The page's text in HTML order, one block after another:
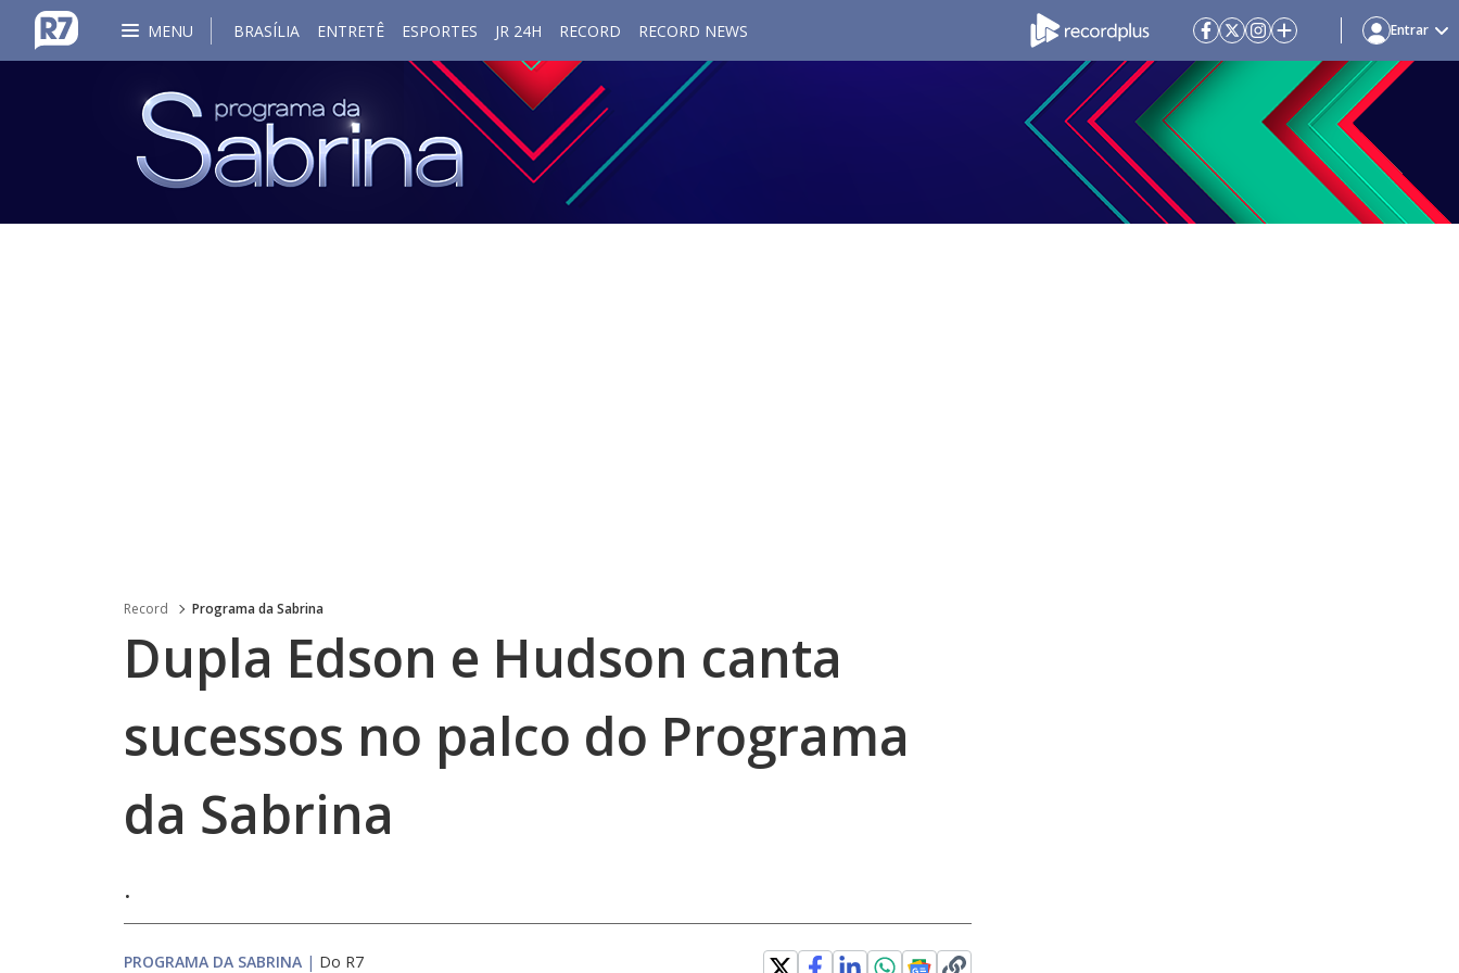
MENU BRASÍLIA ENTRETÊ ESPORTES JR 24H RECORD RECORD NEWS Entrar
Record Programa da Sabrina
Dupla Edson e Hudson canta
sucessos no palco do Programa
da Sabrina
.
PROGRAMA DA SABRINA | Do R7